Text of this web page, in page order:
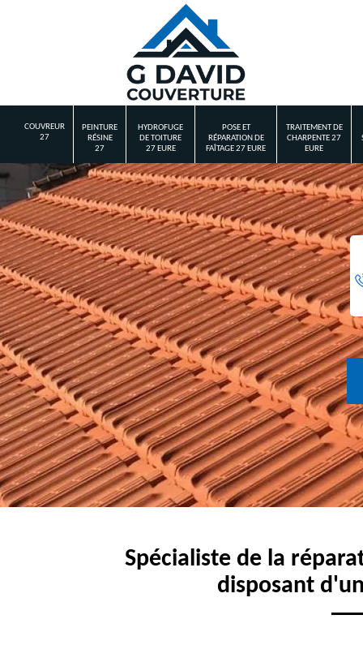
COUVREUR
27
PEINTURE
RÉSINE
27
HYDROFUGE
DE TOITURE
27 EURE
POSE ET
RÉPARATION DE
FAÎTAGE 27 EURE
TRAITEMENT DE
CHARPENTE 27
EURE
Spécialiste de la
disposant